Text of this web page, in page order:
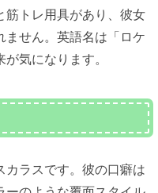
筋トレ用具があり、彼女
ません。英語名は「ロケ
気になります。
カラスです。彼の口癖は